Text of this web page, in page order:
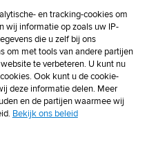
en tracking-cookies om
wij informatie op zoals uw IP-
die u zelf bij ons
om met tools van andere partijen
te verbeteren. U kunt nu
Ook kunt u de cookie-
deze informatie delen. Meer
en de partijen waarmee wij
Bekijk ons beleid